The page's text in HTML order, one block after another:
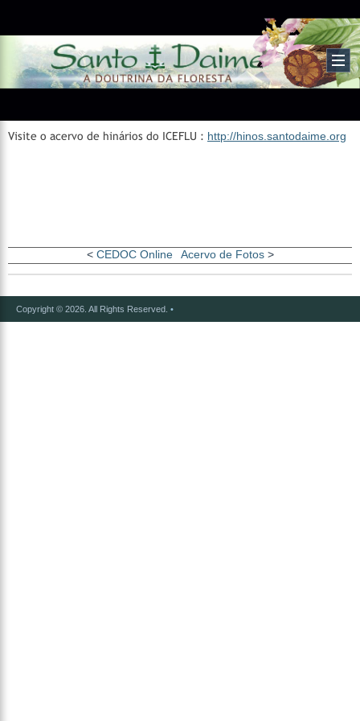
Visite o acervo de hinários do ICEFLU : http://hinos.santodaime.org
< CEDOC Online Acervo de Fotos>
Copyright © 2026. All Rights Reserved. •